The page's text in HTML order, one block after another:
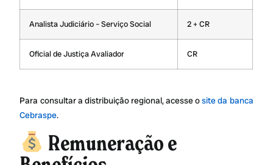
Analista Judiciário – Serviço Social 2 + CR
Oficial de Justiça Avaliador CR
Para consultar a distribuição regional, acesse osite da banca
Cebraspe.
Remuneração e